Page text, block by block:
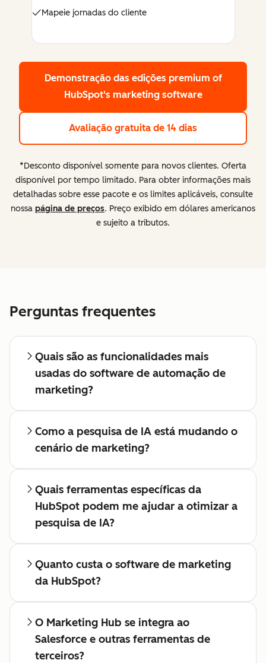
Mapeie jornadas do cliente
Demonstração das edições premium of
HubSpot's marketing software
Avaliação gratuita de 14 dias
*Desconto disponível somente para novos clientes. Oferta
disponível por tempo limitado. Para obter informações mais
detalhadas sobre esse pacote e os limites aplicáveis, consulte
nossa página de preços. Preço exibido em dólares americanos
e sujeito a tributos.
Perguntas frequentes
Quais são as funcionalidades mais
usadas do software de automação de
marketing?
Como a pesquisa de IA está mudando o
cenário de marketing?
Quais ferramentas específicas da
HubSpot podem me ajudar a otimizar a
pesquisa de IA?
Quanto custa o software de marketing
da HubSpot?
O Marketing Hub se integra ao
Salesforce e outras ferramentas de
terceiros?